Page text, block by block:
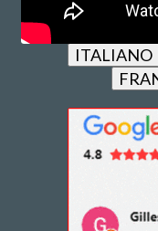
ITALIANO